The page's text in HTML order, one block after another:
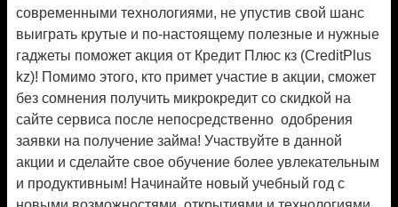
современными технологиями, не упустив свой шанс
выиграть крутые и по-настоящему полезные и нужные
гаджеты поможет акция от Кредит Плюс кз (CreditPlus
kz)! Помимо этого, кто примет участие в акции, сможет
без сомнения получить микрокредит со скидкой на
сайте сервиса после непосредственно одобрения
заявки на получение займа! Участвуйте в данной
акции и сделайте свое обучение более увлекательным
и продуктивным! Начинайте новый учебный год с